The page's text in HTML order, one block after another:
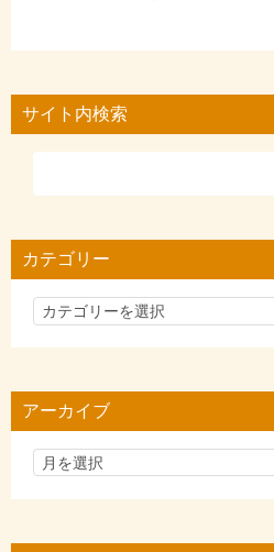
サイト内検索
カテゴリー
カ
リ
アーカイブ